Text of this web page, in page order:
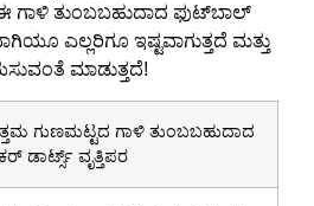
ಈ ಗಾಳಿ ತುಂಬಬಹುದಾದ ಫುಟ್‌ಬಾಲ್
ಎಲ್ಲರಿಗೂ ಇಷ್ಟವಾಗುತ್ತದೆ ಮತ್ತು
ಮಾಡುತ್ತದೆ!
ಗುಣಮಟ್ಟದ ಗಾಳಿ ತುಂಬಬಹುದಾದ
ಡಾರ್ಟ್ಸ್ ವೃತ್ತಿಪರ